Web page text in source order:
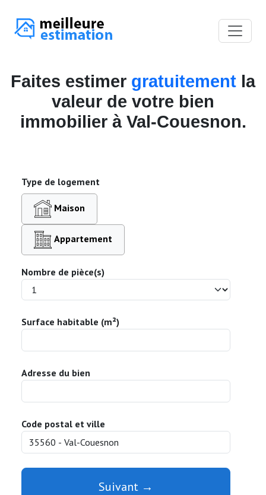
Faites estimer gratuitement la
valeur de votre bien
immobilier à Val-Couesnon.
Type de logement
Maison
Appartement
Nombre de pièce(s)
Surface habitable (m²)
Adresse du bien
Code postal et ville
Suivant →